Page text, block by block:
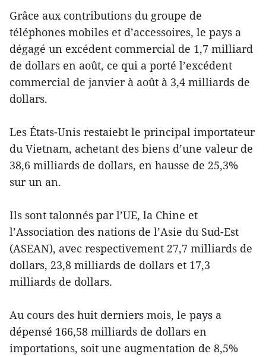
Grâce aux contributions du groupe de
téléphones mobiles et d’accessoires, le pays a
dégagé un excédent commercial de 1,7 milliard
de dollars en août, ce qui a porté l’excédent
commercial de janvier à août à 3,4 milliards de
dollars.
Les États-Unis restaiebt le principal importateur
du Vietnam, achetant des biens d’une valeur de
38,6 milliards de dollars, en hausse de 25,3%
sur un an.
Ils sont talonnés par l’UE, la Chine et
l’Association des nations de l’Asie du Sud-Est
(ASEAN), avec respectivement 27,7 milliards de
dollars, 23,8 milliards de dollars et 17,3
milliards de dollars.
Au cours des huit derniers mois, le pays a
dépensé 166,58 milliards de dollars en
importations, soit une augmentation de 8,5%